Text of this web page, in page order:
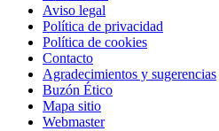
Aviso legal
Política de privacidad
Política de cookies
Contacto
Agradecimientos y sugerencias
Buzón Ético
Mapa sitio
Webmaster